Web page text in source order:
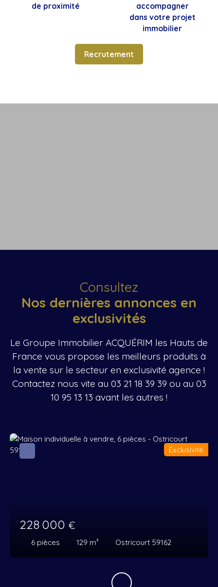
de proximité
accompagner
dans votre projet
immobilier
Recrutement
Consultez
Nos dernières annonces en
exclusivités
Le Groupe Immobilier ACQUÉRIM les Hauts de
France vous propose les meilleurs produits à
la vente sur le secteur en exclusivité agence !
Contactez nous vite au 03 21 18 39 39 ou au 03
10 95 13 13 avant les autres !
228 000 €
6 pièces 129 m² Ostricourt 59162
Exclusivité